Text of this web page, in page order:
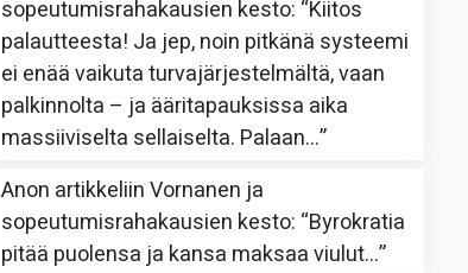
sopeutumisrahakausien kesto: “Kiitos
palautteesta! Ja jep, noin pitkänä systeemi
ei enää vaikuta turvajärjestelmältä, vaan
palkinnolta – ja ääritapauksissa aika
massiiviselta sellaiselta. Palaan…”
Anon artikkeliinVornanen ja
sopeutumisrahakausien kesto: “Byrokratia
pitää puolensa ja kansa maksaa viulut…”